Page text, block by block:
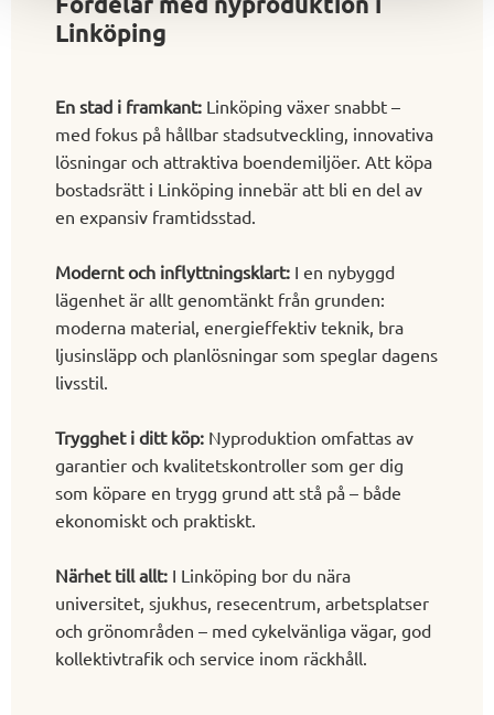
och hållbarhet.
Linköping
En stad i framkant: Linköping växer snabbt –
med fokus på hållbar stadsutveckling, innovativa
lösningar och attraktiva boendemiljöer. Att köpa
bostadsrätt i Linköping innebär att bli en del av
en expansiv framtidsstad.
Modernt och inflyttningsklart: I en nybyggd
lägenhet är allt genomtänkt från grunden:
moderna material, energieffektiv teknik, bra
ljusinsläpp och planlösningar som speglar dagens
livsstil.
Trygghet i ditt köp: Nyproduktion omfattas av
garantier och kvalitetskontroller som ger dig
som köpare en trygg grund att stå på – både
ekonomiskt och praktiskt.
Närhet till allt: I Linköping bor du nära
universitet, sjukhus, resecentrum, arbetsplatser
och grönområden – med cykelvänliga vägar, god
kollektivtrafik och service inom räckhåll.